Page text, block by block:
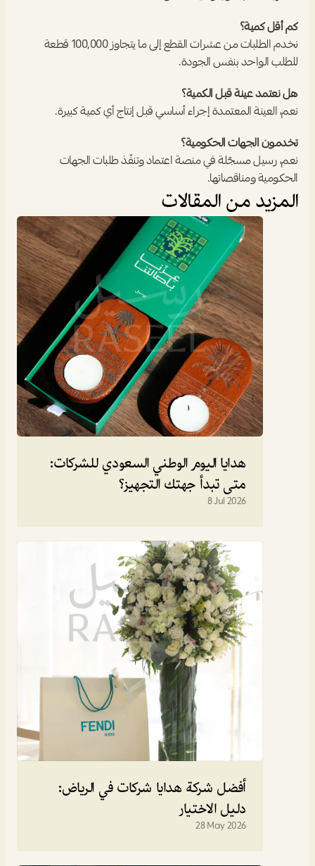
كم أقل كمية؟
للطلب الواحد بنفس الجودة.
هل نعتمد عينة قبل الكمية؟
نعم، العينة المعتمدة إجراء أساسي قبل إنتاج أي كمية كبيرة.
تخدمون الجهات الحكومية؟
الحكومية ومناقصاتها.
المزيد من المقالات
متى تبدأ جهتك التجهيز؟
8 Jul 2026
دليل الاختيار
28 May 2026